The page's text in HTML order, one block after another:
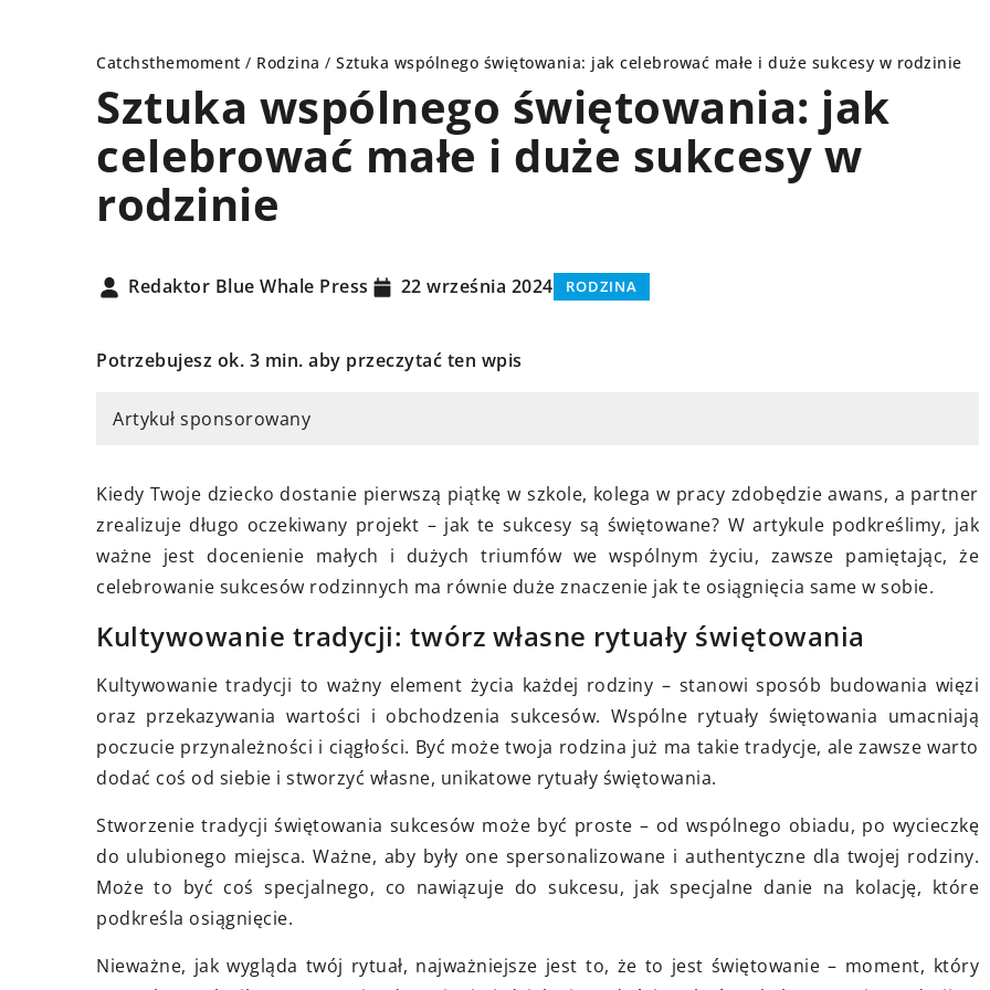
Catchsthemoment / Rodzina / Sztuka wspólnego świętowania: jak celebrować małe i duże sukcesy w rodzinie
Sztuka wspólnego świętowania: jak
celebrować małe i duże sukcesy w
rodzinie
Redaktor Blue Whale Press 22 września 2024 RODZINA
Potrzebujesz ok. 3 min. aby przeczytać ten wpis
Artykuł sponsorowany
Kiedy Twoje dziecko dostanie pierwszą piątkę w szkole, kolega w pracy zdobędzie awans, a partner
zrealizuje długo oczekiwany projekt – jak te sukcesy są świętowane? W artykule podkreślimy, jak
ważne jest docenienie małych i dużych triumfów we wspólnym życiu, zawsze pamiętając, że
celebrowanie sukcesów rodzinnych ma równie duże znaczenie jak te osiągnięcia same w sobie.
Kultywowanie tradycji: twórz własne rytuały świętowania
Kultywowanie tradycji to ważny element życia każdej rodziny – stanowi sposób budowania więzi
oraz przekazywania wartości i obchodzenia sukcesów. Wspólne rytuały świętowania umacniają
poczucie przynależności i ciągłości. Być może twoja rodzina już ma takie tradycje, ale zawsze warto
dodać coś od siebie i stworzyć własne, unikatowe rytuały świętowania.
Stworzenie tradycji świętowania sukcesów może być proste – od wspólnego obiadu, po wycieczkę
do ulubionego miejsca. Ważne, aby były one spersonalizowane i authentyczne dla twojej rodziny.
Może to być coś specjalnego, co nawiązuje do sukcesu, jak specjalne danie na kolację, które
podkreśla osiągnięcie.
Nieważne, jak wygląda twój rytuał, najważniejsze jest to, że to jest świętowanie – moment, który
w zgodzie ze sobą i
swoje wady? Oto
kroki, które pomogą Ci
samego siebie, pomimo
niedoskonałości.
POMYSŁ NA...
Odkryj sekrety wybierania
autentycznych prezentów
związanych z historią i kulturą,
sztuki i tradycji.
PORADY
początkujących
Odkryj prostą ścieżkę do wyboru
optymalnej polisy
podstawowe zasady, kierujące się
wskazówkami, znajdziesz ofertę
idealnie dopasowaną do Twoich
potrzeb.